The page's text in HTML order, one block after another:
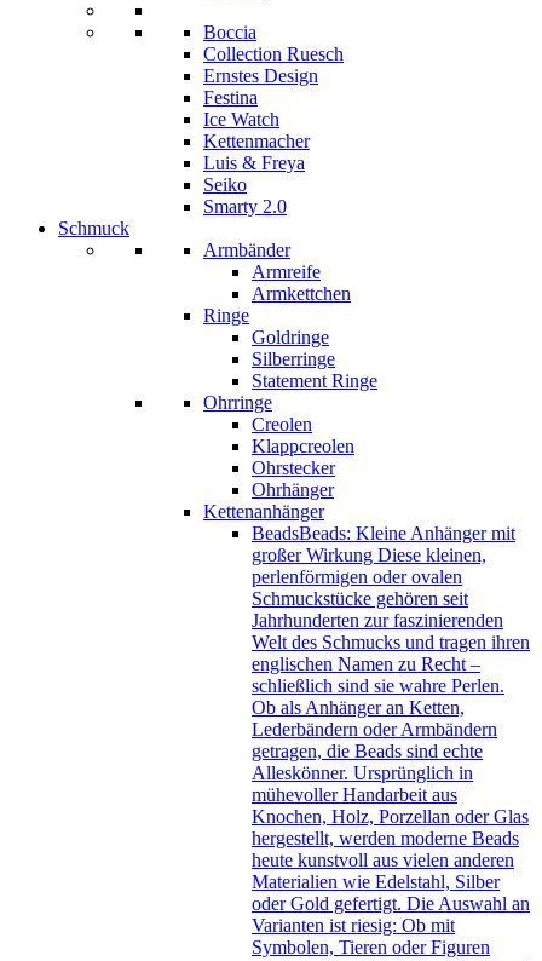
Boccia
Collection Ruesch
Ernstes Design
Festina
Ice Watch
Kettenmacher
Luis & Freya
Seiko
Smarty 2.0
Schmuck
Armbänder
Armreife
Armkettchen
Ringe
Goldringe
Silberringe
Statement Ringe
Ohrringe
Creolen
Klappcreolen
Ohrstecker
Ohrhänger
Kettenanhänger
BeadsBeads: Kleine Anhänger mit
großer Wirkung Diese kleinen,
perlenförmigen oder ovalen
Schmuckstücke gehören seit
Jahrhunderten zur faszinierenden
Welt des Schmucks und tragen ihren
englischen Namen zu Recht –
schließlich sind sie wahre Perlen.
Ob als Anhänger an Ketten,
Lederbändern oder Armbändern
getragen, die Beads sind echte
Alleskönner. Ursprünglich in
mühevoller Handarbeit aus
Knochen, Holz, Porzellan oder Glas
hergestellt, werden moderne Beads
heute kunstvoll aus vielen anderen
Materialien wie Edelstahl, Silber
oder Gold gefertigt. Die Auswahl an
Varianten ist riesig: Ob mit
Symbolen, Tieren oder Figuren